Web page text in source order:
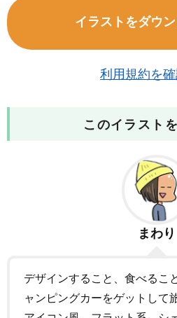
イラストをダウ
利用規約を
このイラスト
まわり
デザインすること、食べるこ
ャンピングカーをゲットして